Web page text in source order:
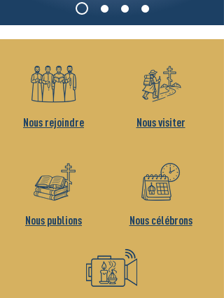
Nous rejoindre
Nous publions
Nous visiter
Nous célébrons